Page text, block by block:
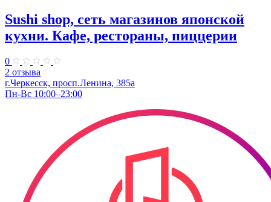
Sushi shop, сеть магазинов японской
кухни. Кафе, рестораны, пиццерии
0
2 отзыва
г.Черкесск, просп.Ленина, 385а
Пн-Вс 10:00–23:00